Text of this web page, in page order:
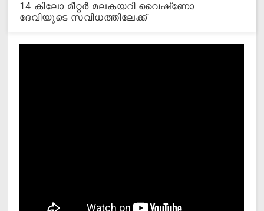
14 കിലോ മീറ്റര്‍ മലകയറി വൈഷ്‌ണോ
ദേവിയുടെ സവിധത്തിലേക്ക്